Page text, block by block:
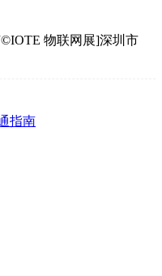
物联网展]深圳市
指南